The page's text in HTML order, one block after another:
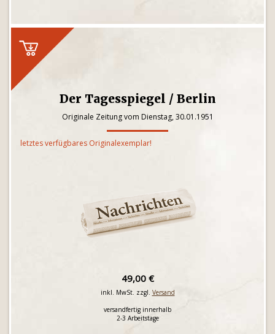
Der Tagesspiegel / Berlin
Originale Zeitung vom Dienstag, 30.01.1951
letztes verfügbares Originalexemplar!
49,00 €
inkl. MwSt. zzgl. Versand
versandfertig innerhalb
2-3 Arbeitstage